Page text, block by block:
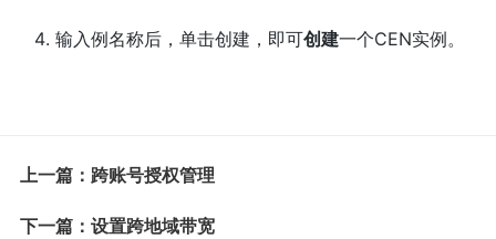
输入例名称后，单击创建，即可创建一个CEN实例。
上一篇：跨账号授权管理
下一篇：设置跨地域带宽